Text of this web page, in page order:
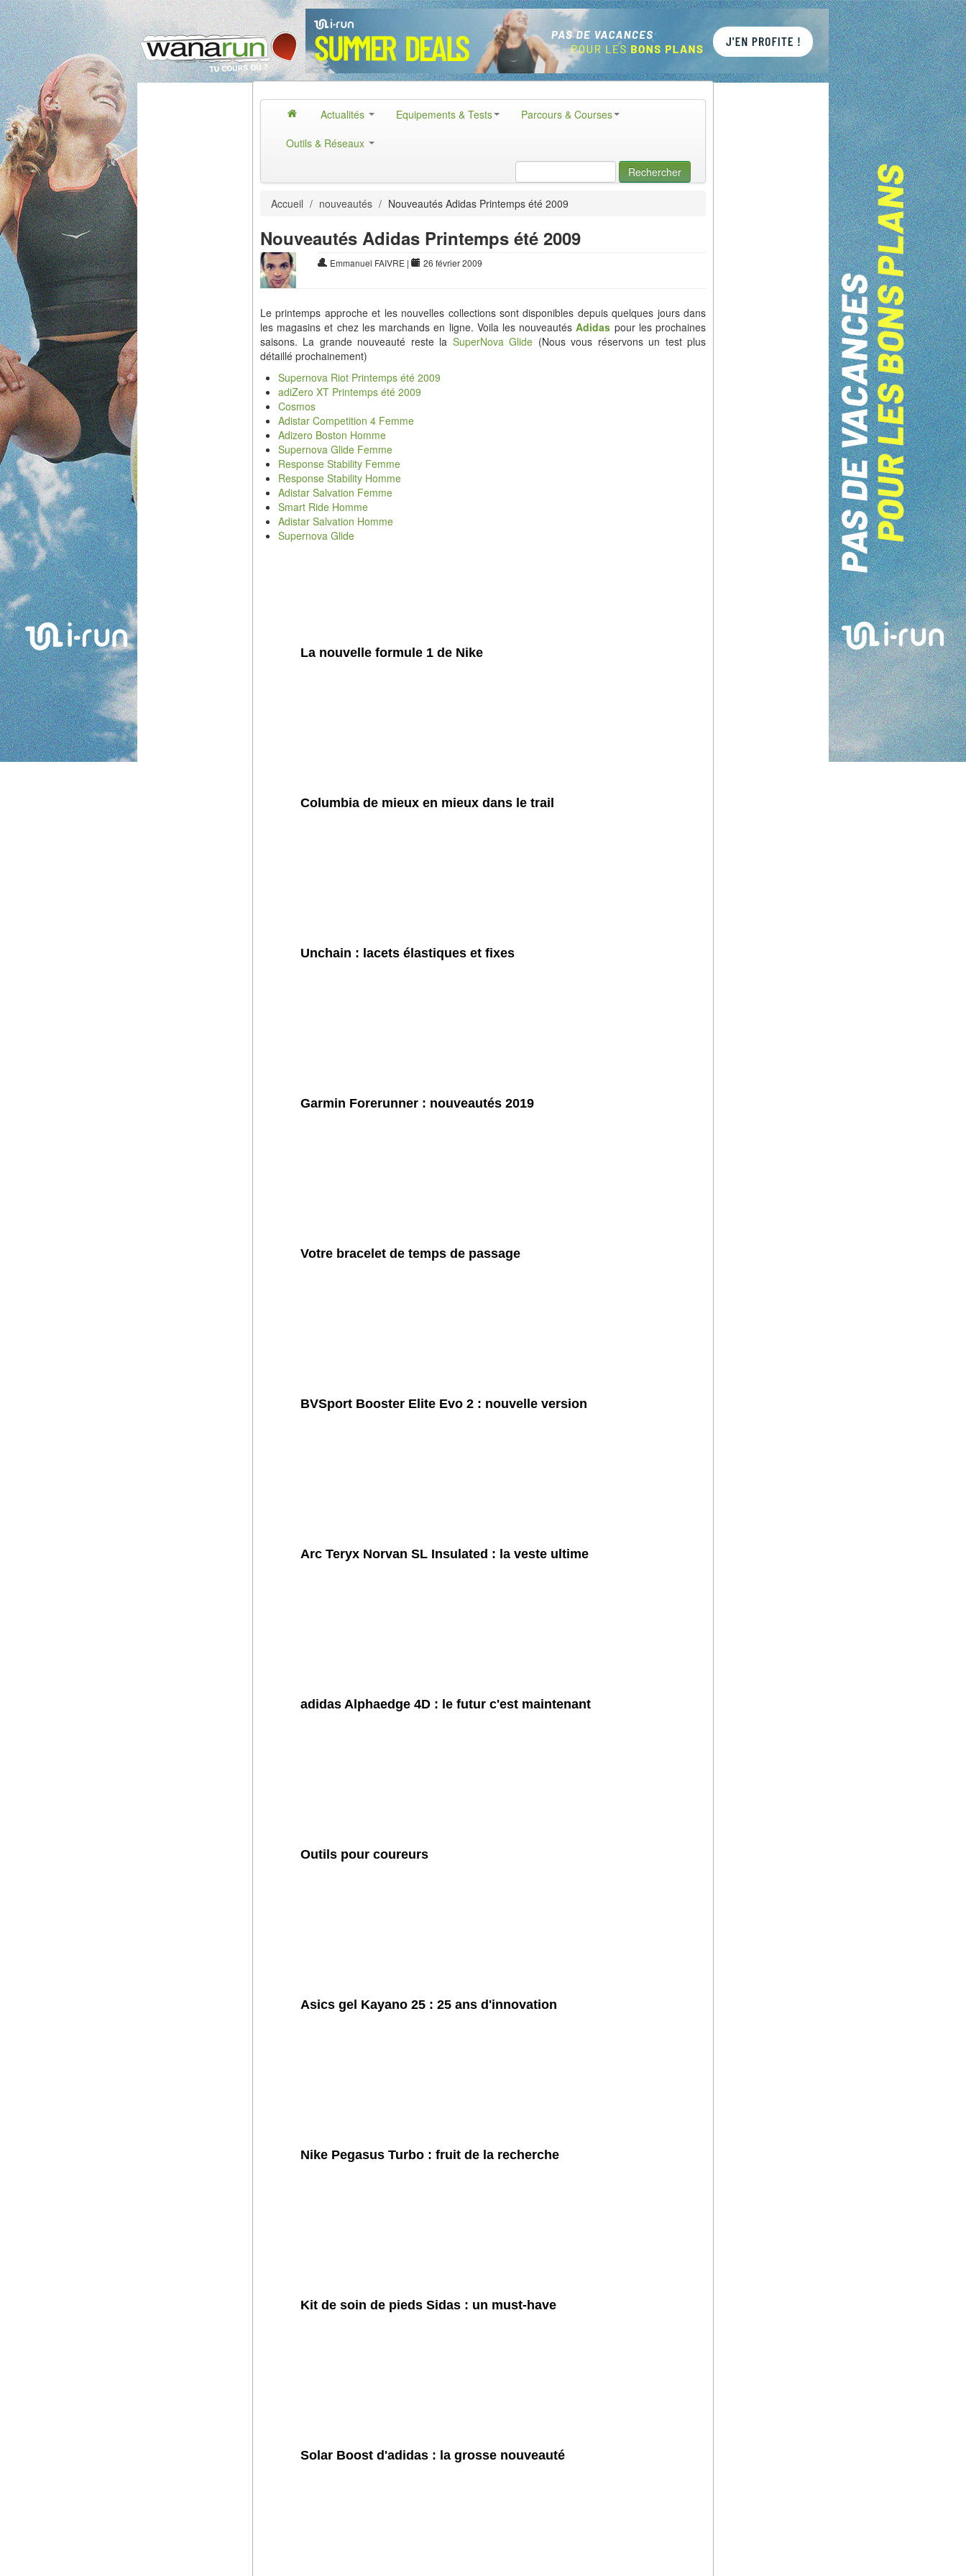
Actualités Equipements & Tests
Parcours & Courses
Outils & Réseaux
Rechercher
Accueil / nouveautés / Nouveautés Adidas Printemps été 2009
Nouveautés Adidas Printemps été 2009
Emmanuel FAIVRE | 26 février 2009
Le printemps approche et les nouvelles collections sont disponibles depuis quelques jours dans
les magasins et chez les marchands en ligne. Voila les nouveautésAdidas pour les prochaines
saisons. La grande nouveauté reste la SuperNova Glide (Nous vous réservons un test plus
détaillé prochainement)
Supernova Riot Printemps été 2009
adiZero XT Printemps été 2009
Cosmos
Adistar Competition 4 Femme
Adizero Boston Homme
Supernova Glide Femme
Response Stability Femme
Response Stability Homme
Adistar Salvation Femme
Smart Ride Homme
Adistar Salvation Homme
Supernova Glide
La nouvelle formule 1 de Nike
Columbia de mieux en mieux dans le trail
Unchain : lacets élastiques et fixes
Garmin Forerunner : nouveautés 2019
Votre bracelet de temps de passage
BVSport Booster Elite Evo 2 : nouvelle version
Arc Teryx Norvan SL Insulated : la veste ultime
adidas Alphaedge 4D : le futur c'est maintenant
Outils pour coureurs
Asics gel Kayano 25 : 25 ans d'innovation
Nike Pegasus Turbo : fruit de la recherche
Kit de soin de pieds Sidas : un must-have
Solar Boost d'adidas : la grosse nouveauté